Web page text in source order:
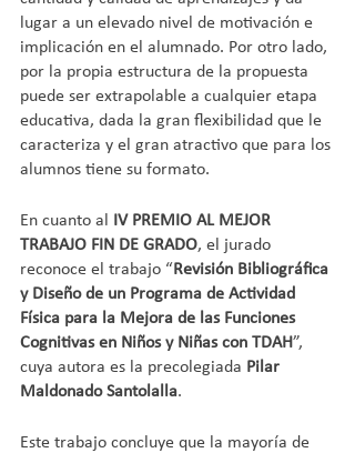
lugar a un elevado nivel de motivación e
implicación en el alumnado. Por otro lado,
por la propia estructura de la propuesta
puede ser extrapolable a cualquier etapa
educativa, dada la gran flexibilidad que le
caracteriza y el gran atractivo que para los
alumnos tiene su formato.
En cuanto al
IV PREMIO AL MEJOR
TRABAJO FIN DE GRADO, el jurado
reconoce el trabajo “ Revisión Bibliográfica
y Diseño de un Programa de Actividad
Física para la Mejora de las Funciones
Cognitivas en Niños y Niñas con TDAH”,
cuya autora es la precolegiada Pilar
Maldonado Santolalla.
Este trabajo concluye que la mayoría de